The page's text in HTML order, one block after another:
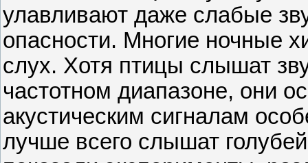
улавливают даже слабые
опасности. Многие ночные
слух. Хотя птицы слышат
частотном диапазоне, они
акустическим сигналам
лучше всего слышат